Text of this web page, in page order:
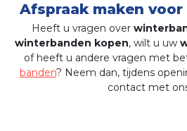
Afspraak maken
Heeft u vragen over
winterbanden kopen, wilt u uw
of heeft u andere vragen met
banden? Neem dan, tijdens
contact met